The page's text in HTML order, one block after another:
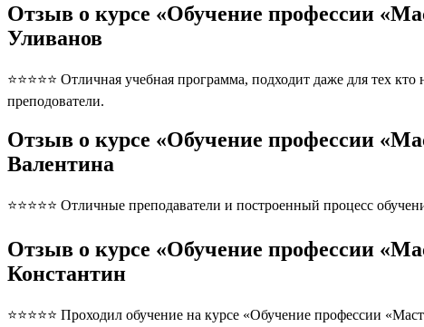
Отзыв о курсе «Обучение профессии
Уливанов
⭐⭐⭐⭐⭐ Отличная учебная программа, подходит даже для тех
преподователи.
Отзыв о курсе «Обучение профессии
Валентина
⭐⭐⭐⭐⭐ Отличные преподаватели и построенный процесс
Отзыв о курсе «Обучение профессии
Константин
⭐⭐⭐⭐⭐ Проходил обучение на курсе «Обучение профессии